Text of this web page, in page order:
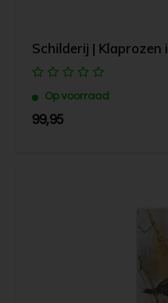
Schilderij | Klaprozen
Op voorraad
99,95